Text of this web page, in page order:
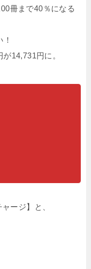
冊まで40％になる
14,731円に。
ージ】と、